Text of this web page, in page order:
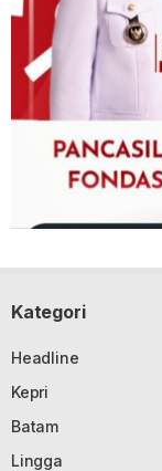
Kategori
Headline
Kepri
Batam
Lingga